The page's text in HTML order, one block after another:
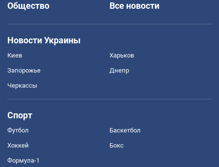
Общество
Все новости
Новости Украины
Киев Харьков
Запорожье Днепр
Черкассы
Спорт
Футбол Баскетбол
Хоккей Бокс
Формула-1